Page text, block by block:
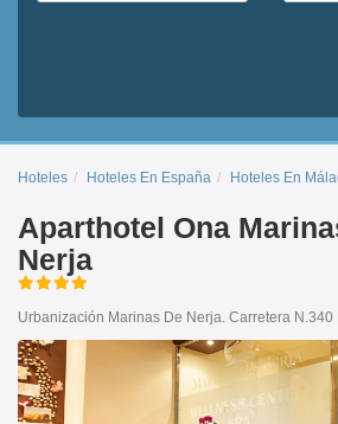
Hoteles Hoteles En España Hoteles En
Aparthotel Ona
Nerja
Urbanización Marinas De Nerja. Carretera